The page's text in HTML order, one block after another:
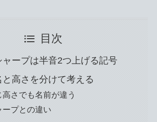
目次
ャープは半音2つ上げる記号
と高さを分けて考える
高さでも名前が違う
ープとの違い